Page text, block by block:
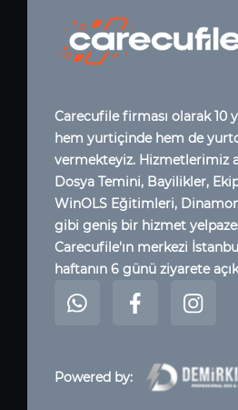
Carecufile firması olarak 10
hem yurtiçinde hem de
vermekteyiz. Hizmetlerimiz
Dosya Temini, Bayilikler,
WinOLS Eğitimleri,
gibi geniş bir hizmet
Carecufile'ın merkezi
haftanın 6 günü ziyarete
Powered by: